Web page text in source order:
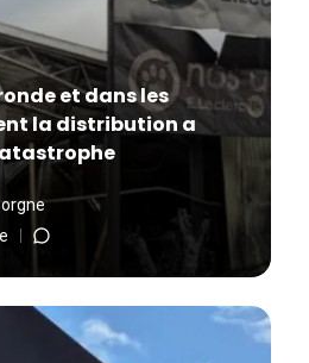
et dans les
la distribution a